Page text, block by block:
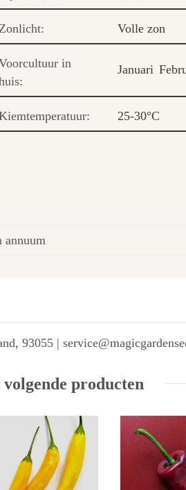
Zonlicht: Volle zon
in
Januari
25-30°C
annuum
93055 |
producten